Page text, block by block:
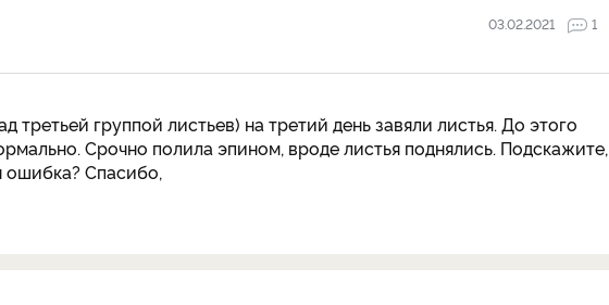
03.02.2021 1
группой листьев) на третий день завяли листья. До этого
Срочно полила эпином, вроде листья поднялись. Подскажите,
ошибка? Спасибо,